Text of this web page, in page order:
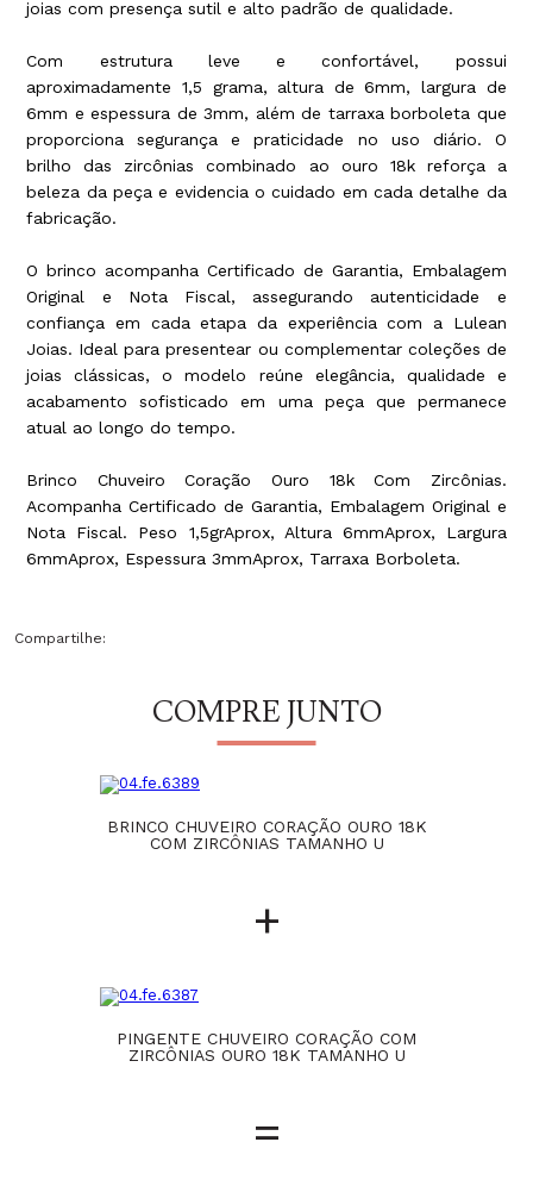
joias com presença sutil e alto padrão de qualidade.
Com estrutura leve e confortável, possui
aproximadamente 1,5 grama, altura de 6mm, largura de
6mm e espessura de 3mm, além de tarraxa borboleta que
proporciona segurança e praticidade no uso diário. O
brilho das zircônias combinado ao ouro 18k reforça a
beleza da peça e evidencia o cuidado em cada detalhe da
fabricação.
O brinco acompanha Certificado de Garantia, Embalagem
Original e Nota Fiscal, assegurando autenticidade e
confiança em cada etapa da experiência com a Lulean
Joias. Ideal para presentear ou complementar coleções de
joias clássicas, o modelo reúne elegância, qualidade e
acabamento sofisticado em uma peça que permanece
atual ao longo do tempo.
Brinco Chuveiro Coração Ouro 18k Com Zircônias.
Acompanha Certificado de Garantia, Embalagem Original e
Nota Fiscal. Peso 1,5grAprox, Altura 6mmAprox, Largura
6mmAprox, Espessura 3mmAprox, Tarraxa Borboleta.
Compartilhe:
COMPRE JUNTO
BRINCO CHUVEIRO CORAÇÃO OURO 18K
COM ZIRCÔNIAS TAMANHO U
+
PINGENTE CHUVEIRO CORAÇÃO COM
ZIRCÔNIAS OURO 18K TAMANHO U
=